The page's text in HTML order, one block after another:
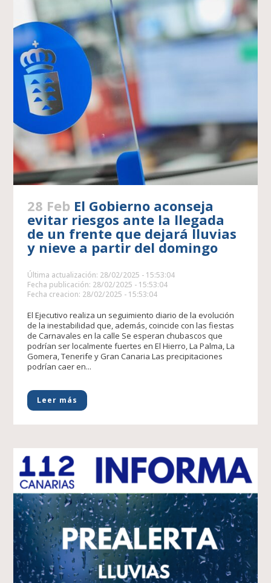
28 Feb El Gobierno aconseja
evitar riesgos ante la llegada
de un frente que dejará lluvias
y nieve a partir del domingo
Última actualización: 28/02/2025 - 15:53:04
Fecha publicación: 28/02/2025 - 15:53:04
Fecha creacion: 28/02/2025 - 15:53:04
El Ejecutivo realiza un seguimiento diario de la evolución
de la inestabilidad que, además, coincide con las fiestas
de Carnavales en la calle Se esperan chubascos que
podrían ser localmente fuertes en El Hierro, La Palma, La
Gomera, Tenerife y Gran Canaria Las precipitaciones
podrían caer en...
Leer más